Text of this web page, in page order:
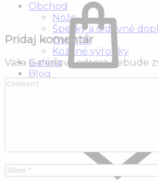
Obchod
Nože
Šperky a Odevné
Ostatné
Kožené výrobky
Galéria
Blog
Cenník
Pridaj komentár
Vaša e-mailová adresa nebude